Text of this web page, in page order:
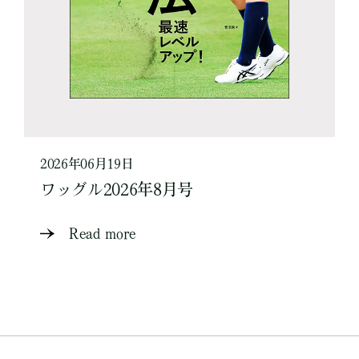
2026年06月19日
ワッグル2026年8月号
Read more